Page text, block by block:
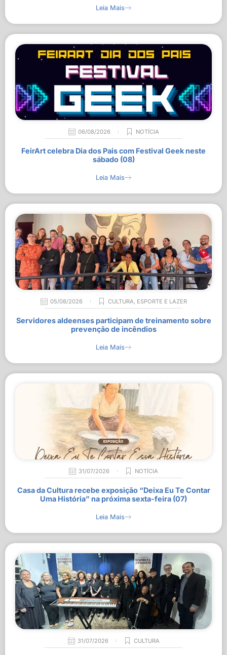
Leia Mais
06/08/2026 NOTÍCIA
FeirArt celebra Dia dos Pais com Festival Geek neste
sábado (08)
Leia Mais
05/08/2026 CULTURA, ESPORTE E LAZER
Servidores aldeenses participam de treinamento sobre
prevenção de incêndios
Leia Mais
31/07/2026 NOTÍCIA
Casa da Cultura recebe exposição “Deixa Eu Te Contar
Uma História” na próxima sexta-feira (07)
Leia Mais
31/07/2026 CULTURA